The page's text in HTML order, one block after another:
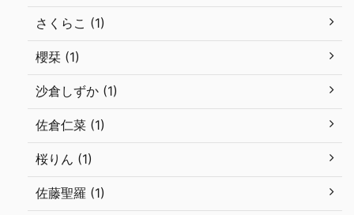
さくらこ (1)
櫻栞 (1)
沙倉しずか (1)
佐倉仁菜 (1)
桜りん (1)
佐藤聖羅 (1)